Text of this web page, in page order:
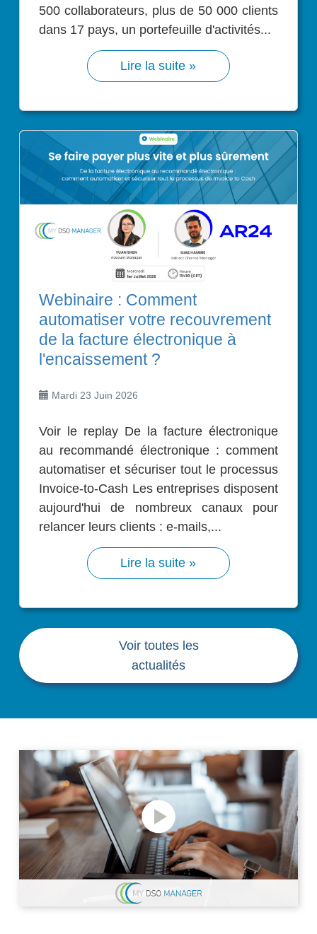
500 collaborateurs, plus de 50 000 clients
dans 17 pays, un portefeuille d'activités...
Lire la suite »
Webinaire : Comment
automatiser votre recouvrement
de la facture électronique à
l'encaissement ?
Mardi 23 Juin 2026
Voir le replay De la facture électronique
au recommandé électronique : comment
automatiser et sécuriser tout le processus
Invoice-to-Cash Les entreprises disposent
aujourd'hui de nombreux canaux pour
relancer leurs clients : e-mails,...
Lire la suite »
Voir toutes les
actualités